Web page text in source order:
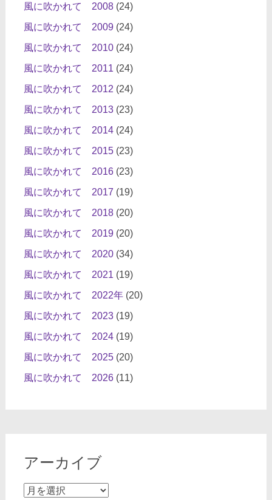
風に吹かれて 2008(24)
風に吹かれて 2009(24)
風に吹かれて 2010(24)
風に吹かれて 2011 (24)
風に吹かれて 2012 (24)
風に吹かれて 2013(23)
風に吹かれて 2014(24)
風に吹かれて 2015(23)
風に吹かれて 2016(23)
風に吹かれて 2017 (19)
風に吹かれて 2018(20)
風に吹かれて 2019(20)
風に吹かれて 2020(34)
風に吹かれて 2021 (19)
風に吹かれて 2022年(20)
風に吹かれて 2023(19)
風に吹かれて 2024(19)
風に吹かれて 2025(20)
風に吹かれて 2026(11)
アーカイブ
ア